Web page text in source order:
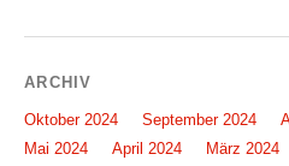
ARCHIV
Oktober 2024 September 2024
Mai 2024
April 2024 März 2024